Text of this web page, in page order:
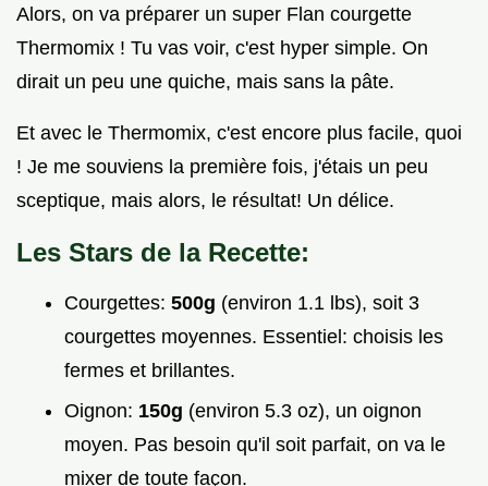
Alors, on va préparer un super Flan courgette
Thermomix ! Tu vas voir, c'est hyper simple. On
dirait un peu une quiche, mais sans la pâte.
Et avec le Thermomix, c'est encore plus facile, quoi
! Je me souviens la première fois, j'étais un peu
sceptique, mais alors, le résultat! Un délice.
Les Stars de la Recette:
Courgettes: 500g (environ 1.1 lbs), soit 3
courgettes moyennes. Essentiel: choisis les
fermes et brillantes.
Oignon: 150g (environ 5.3 oz), un oignon
moyen. Pas besoin qu'il soit parfait, on va le
mixer de toute façon.